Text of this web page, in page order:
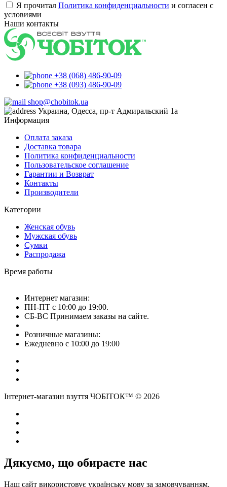
Я прочитал Политика конфиденциальности и согласен с
условиями
Наши контакты
+38 (068) 486-90-09
+38 (093) 486-90-09
shop@chobitok.ua
Украина, Одесса, пр-т Адмиральский 1а
Информация
Оплата заказа
Доставка товара
Политика конфиденциальности
Пользовательское соглашение
Гарантии и Возврат
Контакты
Производители
Категории
Женская обувь
Мужская обувь
Сумки
Распродажа
Время работы
Интернет магазин:
ПН-ПТ с 10:00 до 19:00.
СБ-ВС Принимаем заказы на сайте.
Розничные магазины:
Ежедневно с 10:00 до 19:00
Інтернет-магазин взуття ЧОБІТОК™ © 2026
Дякуємо, що обираєте нас
Наш сайт використовує українську мову за замовчуванням.